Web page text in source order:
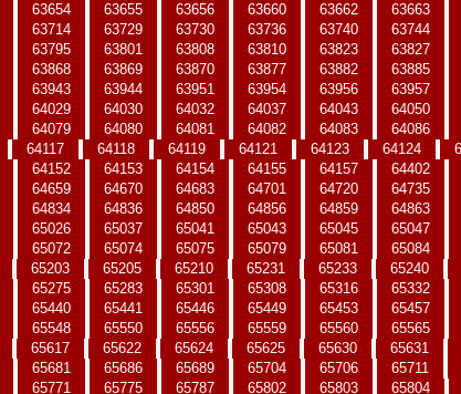
63654 63655 63656 63660 63662 63663
63714 63729 63730 63736 63740 63744
63795 63801 63808 63810 63823 63827
63868 63869 63870 63877 63882 63885
63943 63944 63951 63954 63956 63957
64029 64030 64032 64037 64043 64050
64079 64080 64081 64082 64083 64086
64117 64118 64119 64121 64123 64124
64152 64153 64154 64155 64157 64402
64659 64670 64683 64701 64720 64735
64834 64836 64850 64856 64859 64863
65026 65037 65041 65043 65045 65047
65072 65074 65075 65079 65081 65084
65203 65205 65210 65231 65233 65240
65275 65283 65301 65308 65316 65332
65440 65441 65446 65449 65453 65457
65548 65550 65556 65559 65560 65565
65617 65622 65624 65625 65630 65631
65681 65686 65689 65704 65706 65711
65771 65775 65787 65802 65803 65804